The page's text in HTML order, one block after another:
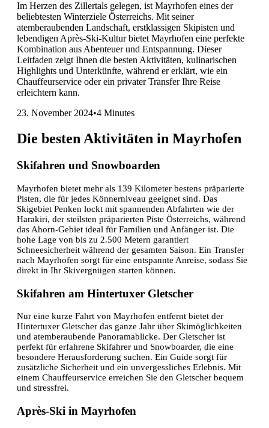
Im Herzen des Zillertals gelegen, ist Mayrhofen eines der
beliebtesten Winterziele Österreichs. Mit seiner
atemberaubenden Landschaft, erstklassigen Skipisten und
lebendigen Après-Ski-Kultur bietet Mayrhofen eine perfekte
Kombination aus Abenteuer und Entspannung. Dieser
Leitfaden zeigt Ihnen die besten Aktivitäten, kulinarischen
Highlights und Unterkünfte, während er erklärt, wie ein
Chauffeurservice oder ein privater Transfer Ihre Reise
erleichtern kann.
23. November 2024•4 Minutes
Die besten Aktivitäten in Mayrhofen
Skifahren und Snowboarden
Mayrhofen bietet mehr als 139 Kilometer bestens präparierte
Pisten, die für jedes Könnerniveau geeignet sind. Das
Skigebiet Penken lockt mit spannenden Abfahrten wie der
Harakiri, der steilsten präparierten Piste Österreichs, während
das Ahorn-Gebiet ideal für Familien und Anfänger ist. Die
hohe Lage von bis zu 2.500 Metern garantiert
Schneesicherheit während der gesamten Saison. Ein Transfer
nach Mayrhofen sorgt für eine entspannte Anreise, sodass Sie
direkt in Ihr Skivergnügen starten können.
Skifahren am Hintertuxer Gletscher
Nur eine kurze Fahrt von Mayrhofen entfernt bietet der
Hintertuxer Gletscher das ganze Jahr über Skimöglichkeiten
und atemberaubende Panoramablicke. Der Gletscher ist
perfekt für erfahrene Skifahrer und Snowboarder, die eine
besondere Herausforderung suchen. Ein Guide sorgt für
zusätzliche Sicherheit und ein unvergessliches Erlebnis. Mit
einem Chauffeurservice erreichen Sie den Gletscher bequem
und stressfrei.
Après-Ski in Mayrhofen